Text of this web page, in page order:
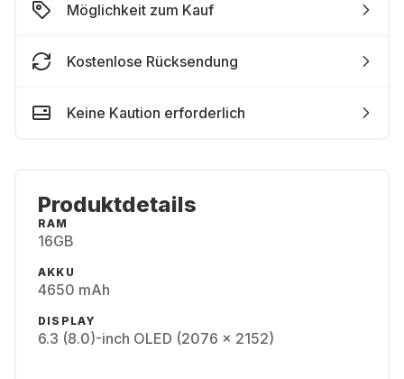
Möglichkeit zum Kauf
Kostenlose Rücksendung
Keine Kaution erforderlich
Produktdetails
RAM
16GB
AKKU
4650 mAh
DISPLAY
6.3 (8.0)-inch OLED (2076 x 2152)